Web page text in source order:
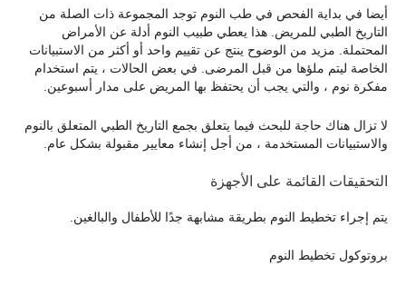
أيضا في بداية الفحص في طب النوم توجد المجموعة ذات الصلة من
التاريخ الطبي للمريض. هذا يعطي طبيب النوم أدلة عن الأمراض
المحتملة. مزيد من الوضوح ينتج عن تقييم واحد أو أكثر من الاستبيانات
الخاصة ليتم ملؤها من قبل المرضى. في بعض الحالات ، يتم استخدام
مفكرة نوم ، والتي يجب أن يحتفظ بها المريض على مدار أسبوعين.
لا تزال هناك حاجة للبحث فيما يتعلق بجمع التاريخ الطبي المتعلق بالنوم
والاستبيانات المستخدمة ، من أجل إنشاء معايير مقبولة بشكل عام.
التحقيقات القائمة على الأجهزة
يتم إجراء تخطيط النوم بطريقة مشابهة جدًا للأطفال والبالغين.
بروتوكول تخطيط النوم